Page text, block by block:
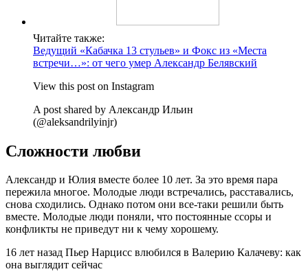
Читайте также:
Ведущий «Кабачка 13 стульев» и Фокс из «Места
встречи…»: от чего умер Александр Белявский
View this post on Instagram
A post shared by Александр Ильин
(@aleksandrilyinjr)
Сложности любви
Александр и Юлия вместе более 10 лет. За это время пара
пережила многое. Молодые люди встречались, расставались,
снова сходились. Однако потом они все-таки решили быть
вместе. Молодые люди поняли, что постоянные ссоры и
конфликты не приведут ни к чему хорошему.
16 лет назад Пьер Нарцисс влюбился в Валерию Калачеву: как
она выглядит сейчас